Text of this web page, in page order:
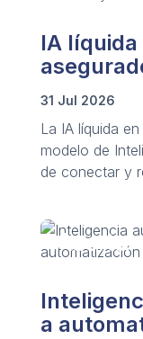
IA
conocer
31 Jul 2026
La IA líquida
modelo de
de conectar y
que analizan y
a